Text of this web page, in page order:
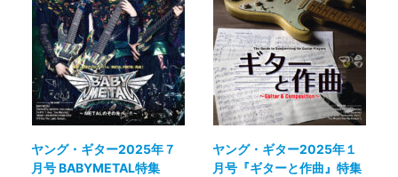
ヤング・ギター2025年７
月号 BABYMETAL特集
ヤング・ギター2025年１
月号『ギターと作曲』特集